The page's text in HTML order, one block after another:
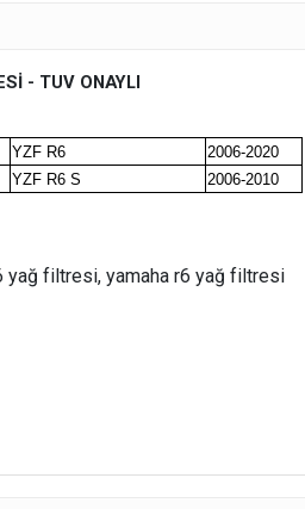
- TUV ONAYLI
YZF R6
2006-2020
YZF R6 S 2006-2010
filtresi, yamaha r6 yağ filtresi